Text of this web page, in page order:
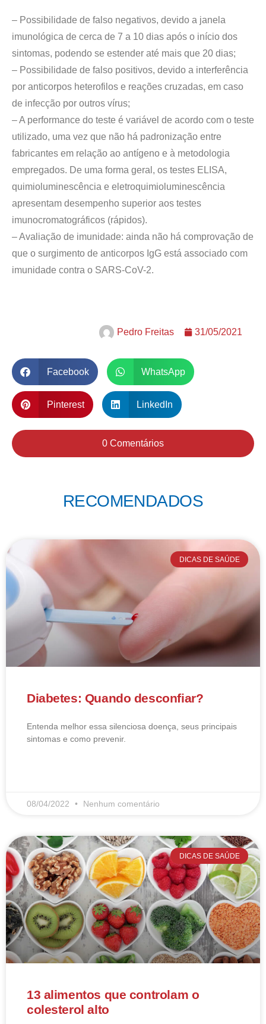
– Possibilidade de falso negativos, devido a janela
imunológica de cerca de 7 a 10 dias após o início dos
sintomas, podendo se estender até mais que 20 dias;
– Possibilidade de falso positivos, devido a interferência
por anticorpos heterofilos e reações cruzadas, em caso
de infecção por outros vírus;
– A performance do teste é variável de acordo com o teste
utilizado, uma vez que não há padronização entre
fabricantes em relação ao antígeno e à metodologia
empregados. De uma forma geral, os testes ELISA,
quimioluminescência e eletroquimioluminescência
apresentam desempenho superior aos testes
imunocromatográficos (rápidos).
– Avaliação de imunidade: ainda não há comprovação de
que o surgimento de anticorpos IgG está associado com
imunidade contra o SARS-CoV-2.
Pedro Freitas 31/05/2021
Facebook WhatsApp
Pinterest LinkedIn
0 Comentários
RECOMENDADOS
DICAS DE SAÚDE
Diabetes: Quando desconfiar?
Entenda melhor essa silenciosa doença, seus principais
sintomas e como prevenir.
08/04/2022 Nenhum comentário
DICAS DE SAÚDE
13 alimentos que controlam o
colesterol alto